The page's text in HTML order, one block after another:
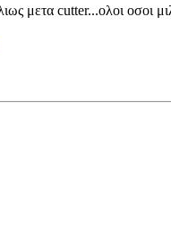
μετα cutter...ολοι οσοι